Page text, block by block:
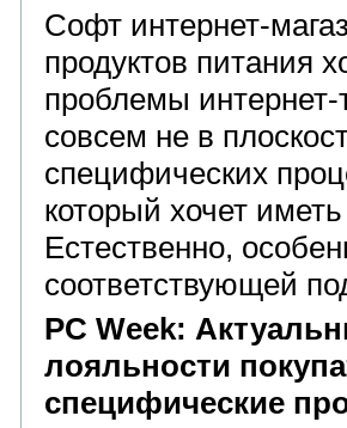
Софт интернет-
продуктов питания
проблемы интернет-
совсем не в
специфических
который хочет
Естественно,
соответствующей
PC Week:
лояльности
специфические